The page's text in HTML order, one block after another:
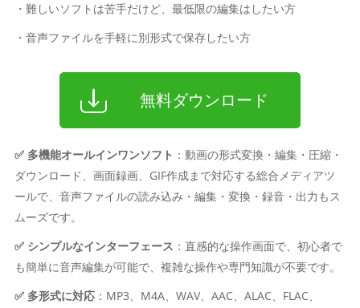
・難しいソフトは苦手だけど、最低限の編集はしたい方
・音声ファイルを手軽に別形式で保存したい方
無料ダウンロード
✅ 多機能オールインワンソフト ：動画の形式変換・編集・圧縮・
ダウンロード、画面録画、GIF作成まで対応する総合メディアツ
ールで、音声ファイルの読み込み・編集・変換・録音・出力もス
ムーズです。
✅ シンプルなインターフェース ：直感的な操作画面で、初心者で
も簡単に音声編集が可能で、複雑な操作や専門知識が不要です。
✅ 多形式に対応：MP3、M4A、WAV、AAC、ALAC、FLAC、